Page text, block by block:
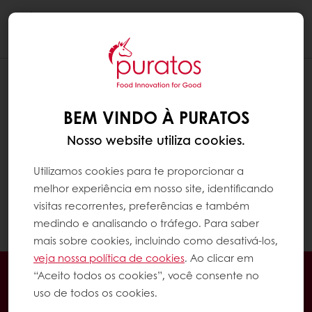
COMO POSSO ENCONTRAR A FICHA
TÉCNICA DE UM PRODUTO?
Para ver as informações técnicas dos
Depois vá para a página do produto e clique
em "Documentos" abaixo das imagens do
produto para baixar e visualizar a ficha
técnica.
BEM VINDO À PURATOS
Nosso website utiliza cookies.
Utilizamos cookies para te proporcionar a
melhor experiência em nosso site, identificando
visitas recorrentes, preferências e também
medindo e analisando o tráfego. Para saber
mais sobre cookies, incluindo como desativá-los,
veja nossa política de cookies. Ao clicar em
“Aceito todos os cookies”, você consente no
uso de todos os cookies.
Encomende online 24/7
Pagamento online disponível